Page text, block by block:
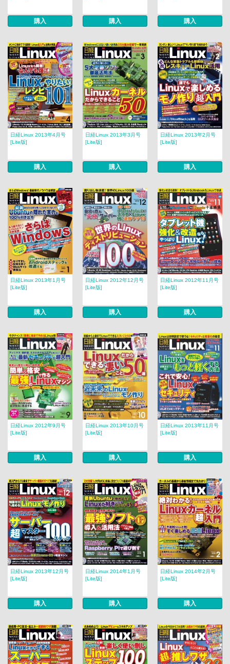
購入 購入 購入
日経Linux 2013年4月号
[Lite版]
購入
日経Linux 2013年3月号
[Lite版]
購入
日経Linux 2013年2月号
[Lite版]
購入
日経Linux 2013年1月号
[Lite版]
購入
日経Linux 2012年12月号
[Lite版]
購入
日経Linux 2012年11月号
[Lite版]
購入
日経Linux 2012年9月号
[Lite版]
購入
日経Linux 2013年10月号
[Lite版]
購入
日経Linux 2013年11月号
[Lite版]
購入
日経Linux 2013年12月号
[Lite版]
購入
日経Linux 2014年1月号
[Lite版]
購入
日経Linux 2014年2月号
[Lite版]
購入